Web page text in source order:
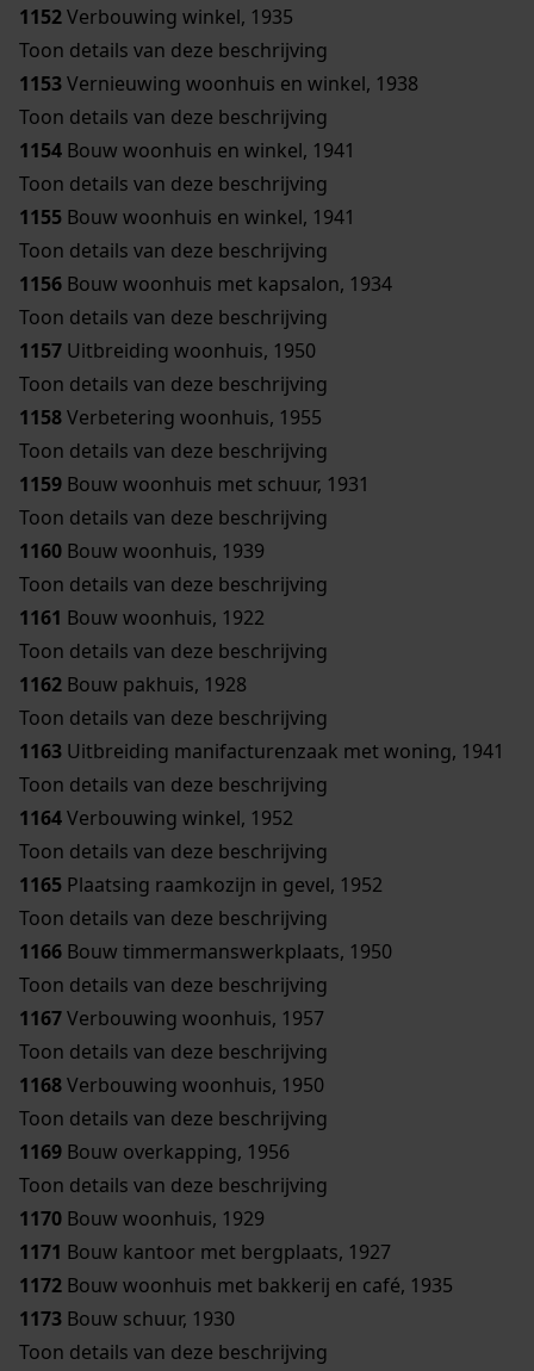
1152Verbouwing winkel, 1935
Toon details van deze beschrijving
1153Vernieuwing woonhuis en winkel, 1938
Toon details van deze beschrijving
1154 Bouw woonhuis en winkel, 1941
Toon details van deze beschrijving
1155 Bouw woonhuis en winkel, 1941
Toon details van deze beschrijving
1156 Bouw woonhuis met kapsalon, 1934
Toon details van deze beschrijving
1157 Uitbreiding woonhuis, 1950
Toon details van deze beschrijving
1158Verbetering woonhuis, 1955
Toon details van deze beschrijving
1159 Bouw woonhuis met schuur, 1931
Toon details van deze beschrijving
1160 Bouw woonhuis, 1939
Toon details van deze beschrijving
1161 Bouw woonhuis, 1922
Toon details van deze beschrijving
1162 Bouw pakhuis, 1928
Toon details van deze beschrijving
1163 Uitbreiding manifacturenzaak met woning, 1941
Toon details van deze beschrijving
1164Verbouwing winkel, 1952
Toon details van deze beschrijving
1165 Plaatsing raamkozijn in gevel, 1952
Toon details van deze beschrijving
1166 Bouw timmermanswerkplaats, 1950
Toon details van deze beschrijving
1167Verbouwing woonhuis, 1957
Toon details van deze beschrijving
1168Verbouwing woonhuis, 1950
Toon details van deze beschrijving
1169 Bouw overkapping, 1956
Toon details van deze beschrijving
1170 Bouw woonhuis, 1929
1171 Bouw kantoor met bergplaats, 1927
1172 Bouw woonhuis met bakkerij en café, 1935
1173 Bouw schuur, 1930
Toon details van deze beschrijving